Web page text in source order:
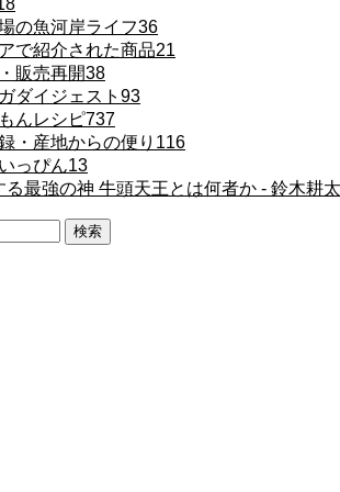
の魚河岸ライフ36
で紹介された商品21
販売再開38
ダイジェスト 93
んレシピ737
・産地からの便り 116
っぴん13
最強の神 牛頭天王とは何者か ‐ 鈴木耕